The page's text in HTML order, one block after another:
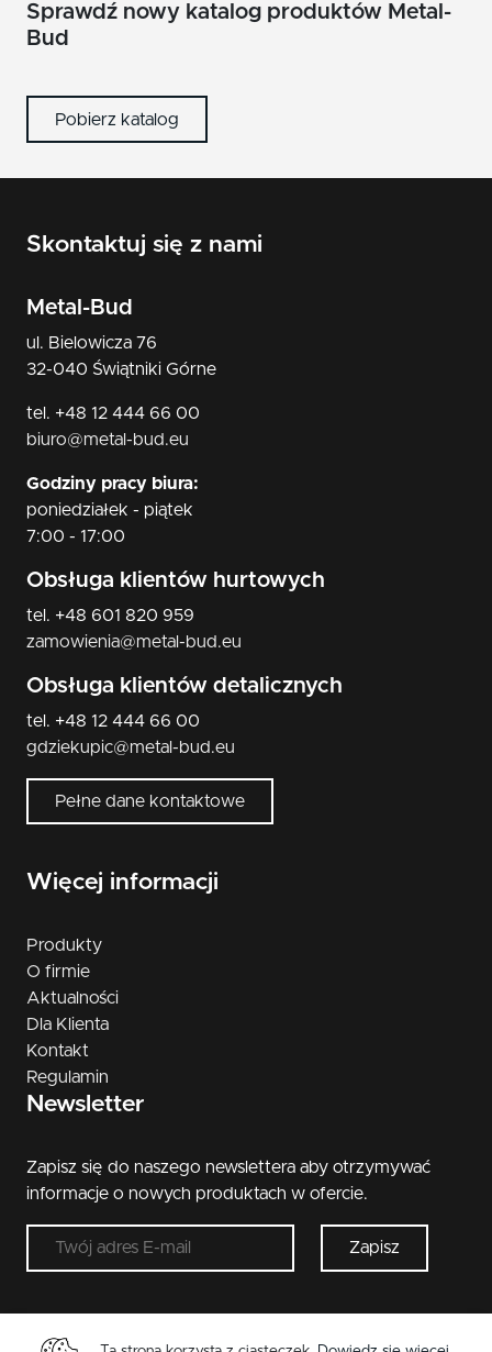
Sprawdź nowy katalog produktów Metal-
Bud
Pobierz katalog
Skontaktuj się z nami
Metal-Bud
ul. Bielowicza 76
32-040 Świątniki Górne
tel. +48 12 444 66 00
biuro@metal-bud.eu
Godziny pracy biura:
poniedziałek - piątek
7:00 - 17:00
Obsługa klientów hurtowych
tel. +48 601 820 959
zamowienia@metal-bud.eu
Obsługa klientów detalicznych
tel. +48 12 444 66 00
gdziekupic@metal-bud.eu
Pełne dane kontaktowe
Więcej informacji
Produkty
O firmie
Aktualności
Dla Klienta
Kontakt
Regulamin
Newsletter
Zapisz się do naszego newslettera aby otrzymywać
informacje o nowych produktach w ofercie.
Zapisz